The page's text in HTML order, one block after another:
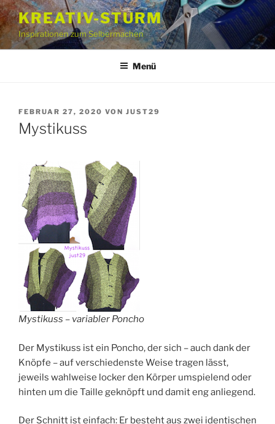
Zum
Inhalt
springen
KREATIV-STURM
Inspirationen zum Selbermachen
Menü
VERÖFFENTLICHT
AM
FEBRUAR 27, 2020 VON JUST29
Mystikuss
Mystikuss – variabler Poncho
Der Mystikuss ist ein Poncho, der sich – auch dank der
Knöpfe – auf verschiedenste Weise tragen lässt,
jeweils wahlweise locker den Körper umspielend oder
hinten um die Taille geknöpft und damit eng anliegend.
Der Schnitt ist einfach: Er besteht aus zwei identischen